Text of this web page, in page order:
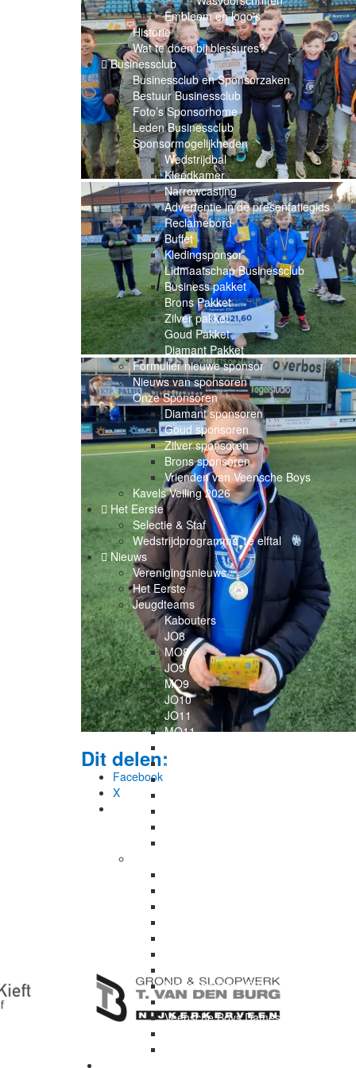
Embleem en logo's
Historie
Wat te doen bij blessures?
Businessclub
Businessclub en Sponsorzaken
Bestuur Businessclub
Foto’s Sponsorhome
Leden Businessclub
Sponsormogelijkheden
Wedstrijdbal
Kleedkamer
Narrowcasting
Advertentie in de presentatiegids
Reclamebord
Buffet
Kledingsponsor
Lidmaatschap Businessclub
Business pakket
Brons Pakket
Zilver pakket
Goud Pakket
Diamant Pakket
Formulier nieuwe sponsor
Nieuws van sponsoren
Onze Sponsoren
Diamant sponsoren
Goud sponsoren
Zilver sponsoren
Brons sponsoren
Vrienden van Veensche Boys
Kavels Veiling 2026
Het Eerste
Selectie & Staf
Wedstrijdprogramma 1e elftal
Nieuws
Verenigingsnieuws
Het Eerste
Jeugdteams
Kabouters
JO8
MO8
JO9
MO9
JO10
JO11
MO11
JO13
Veensche Boys O21
Veensche Boys zaal
Veensche Boys Dames
Dit delen:
Facebook
X